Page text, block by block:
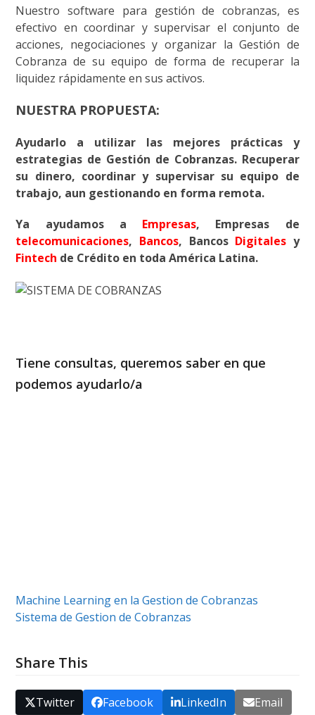
Nuestro software para gestión de cobranzas, es
efectivo en coordinar y supervisar el conjunto de
acciones, negociaciones y organizar la Gestión de
Cobranza de su equipo de forma de recuperar la
liquidez rápidamente en sus activos.
NUESTRA PROPUESTA:
Ayudarlo a utilizar las mejores prácticas y
estrategias de Gestión de Cobranzas. Recuperar
su dinero, coordinar y supervisar su equipo de
trabajo, aun gestionando en forma remota.
Ya ayudamos a Empresas, Empresas de
telecomunicaciones, Bancos, Bancos Digitales y
Fintech de Crédito en toda América Latina.
Tiene consultas, queremos saber en que
podemos ayudarlo/a
Machine Learning en la Gestion de Cobranzas
Sistema de Gestion de Cobranzas
Share This
Twitter Facebook LinkedIn Email